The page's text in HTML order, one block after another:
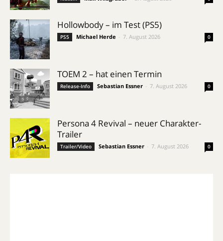
Hollowbody – im Test (PS5)
PS5 Michael Herde 7. August 2026 0
TOEM 2 – hat einen Termin
Release-Info Sebastian Essner 7. August 2026 0
Persona 4 Revival – neuer Charakter-
Trailer
Trailer/Video Sebastian Essner 7. August 2026 0